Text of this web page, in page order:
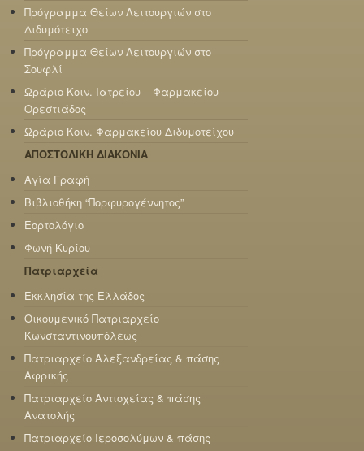
Πρόγραμμα Θείων Λειτουργιών στο
Διδυμότειχο
Πρόγραμμα Θείων Λειτουργιών στο
Σουφλί
Ωράριο Κοιν. Ιατρείου – Φαρμακείου
Ορεστιάδος
Ωράριο Κοιν. Φαρμακείου Διδυμοτείχου
ΑΠΟΣΤΟΛΙΚΗ ΔΙΑΚΟΝΙΑ
Αγία Γραφή
Βιβλιοθήκη “Πορφυρογέννητος”
Εορτολόγιο
Φωνή Κυρίου
Πατριαρχεία
Εκκλησία της Ελλάδος
Οικουμενικό Πατριαρχείο
Κωνσταντινουπόλεως
Πατριαρχείο Αλεξανδρείας & πάσης
Αφρικής
Πατριαρχείο Αντιοχείας & πάσης
Ανατολής
Πατριαρχείο Ιεροσολύμων & πάσης